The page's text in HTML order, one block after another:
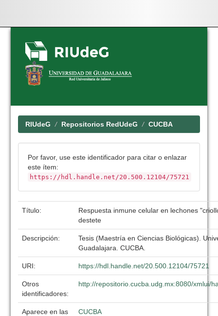
Skip
navigation
RIUdeG Repositorios RedUdeG CUCBA
Por favor, use este identificador para citar o enlazar
este ítem:
https://hdl.handle.net/20.500.12104/75721
Título:
Respuesta inmune celular en lechones
destete
Descripción:
Tesis (Maestría en Ciencias Biológicas).
Guadalajara. CUCBA.
URI: https://hdl.handle.net/20.500.12104/75721
Otros
identificadores:
http://repositorio.cucba.udg.mx:8080/xmlui/
Aparece en las
CUCBA